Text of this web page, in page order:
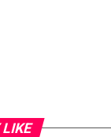
LIKE